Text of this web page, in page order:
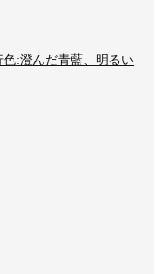
:澄んだ青藍、明るい